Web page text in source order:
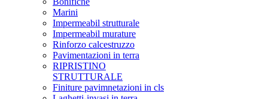
Marini
Impermeabil strutturale
Impermeabil murature
Rinforzo calcestruzzo
Pavimentazioni in terra
RIPRISTINO
STRUTTURALE
Finiture pavimnetazioni in cls